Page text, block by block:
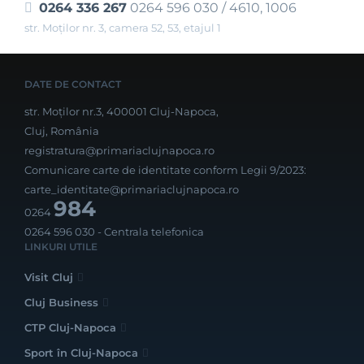
0264 336 267 0264 596 030 / 4610, 1006
str. Moților nr. 3, camera 52, 53, etajul 1
DATE DE CONTACT
str. Moților nr.3, 400001 Cluj-Napoca,
Cluj, România
registratura@primariaclujnapoca.ro
Comunicare carte de identitate conform Legii 9/2023:
carte_identitate@primariaclujnapoca.ro
0264984
0264 596 030 - Centrala telefonica
LINKURI UTILE
Visit Cluj
Cluj Business
CTP Cluj-Napoca
Sport în Cluj-Napoca